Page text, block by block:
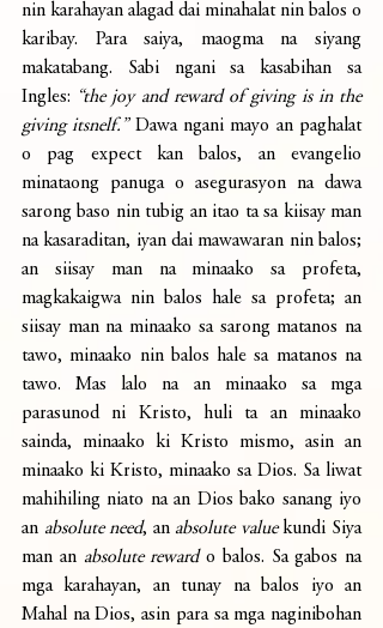
nin karahayan alagad dai minahalat nin balos o
karibay. Para saiya, maogma na siyang
makatabang. Sabi ngani sa kasabihan sa
Ingles: “the joy and reward of giving is in the
giving itsnelf.” Dawa ngani mayo an paghalat
o pag expect kan balos, an evangelio
minataong panuga o asegurasyon na dawa
sarong baso nin tubig an itao ta sa kiisay man
na kasaraditan, iyan dai mawawaran nin balos;
an siisay man na minaako sa profeta,
magkakaigwa nin balos hale sa profeta; an
siisay man na minaako sa sarong matanos na
tawo, minaako nin balos hale sa matanos na
tawo. Mas lalo na an minaako sa mga
parasunod ni Kristo, huli ta an minaako
sainda, minaako ki Kristo mismo, asin an
minaako ki Kristo, minaako sa Dios. Sa liwat
mahihiling niato na an Dios bako sanang iyo
an absolute need, an absolute value kundi Siya
man an absolute reward o balos. Sa gabos na
mga karahayan, an tunay na balos iyo an
Mahal na Dios, asin para sa mga naginibohan